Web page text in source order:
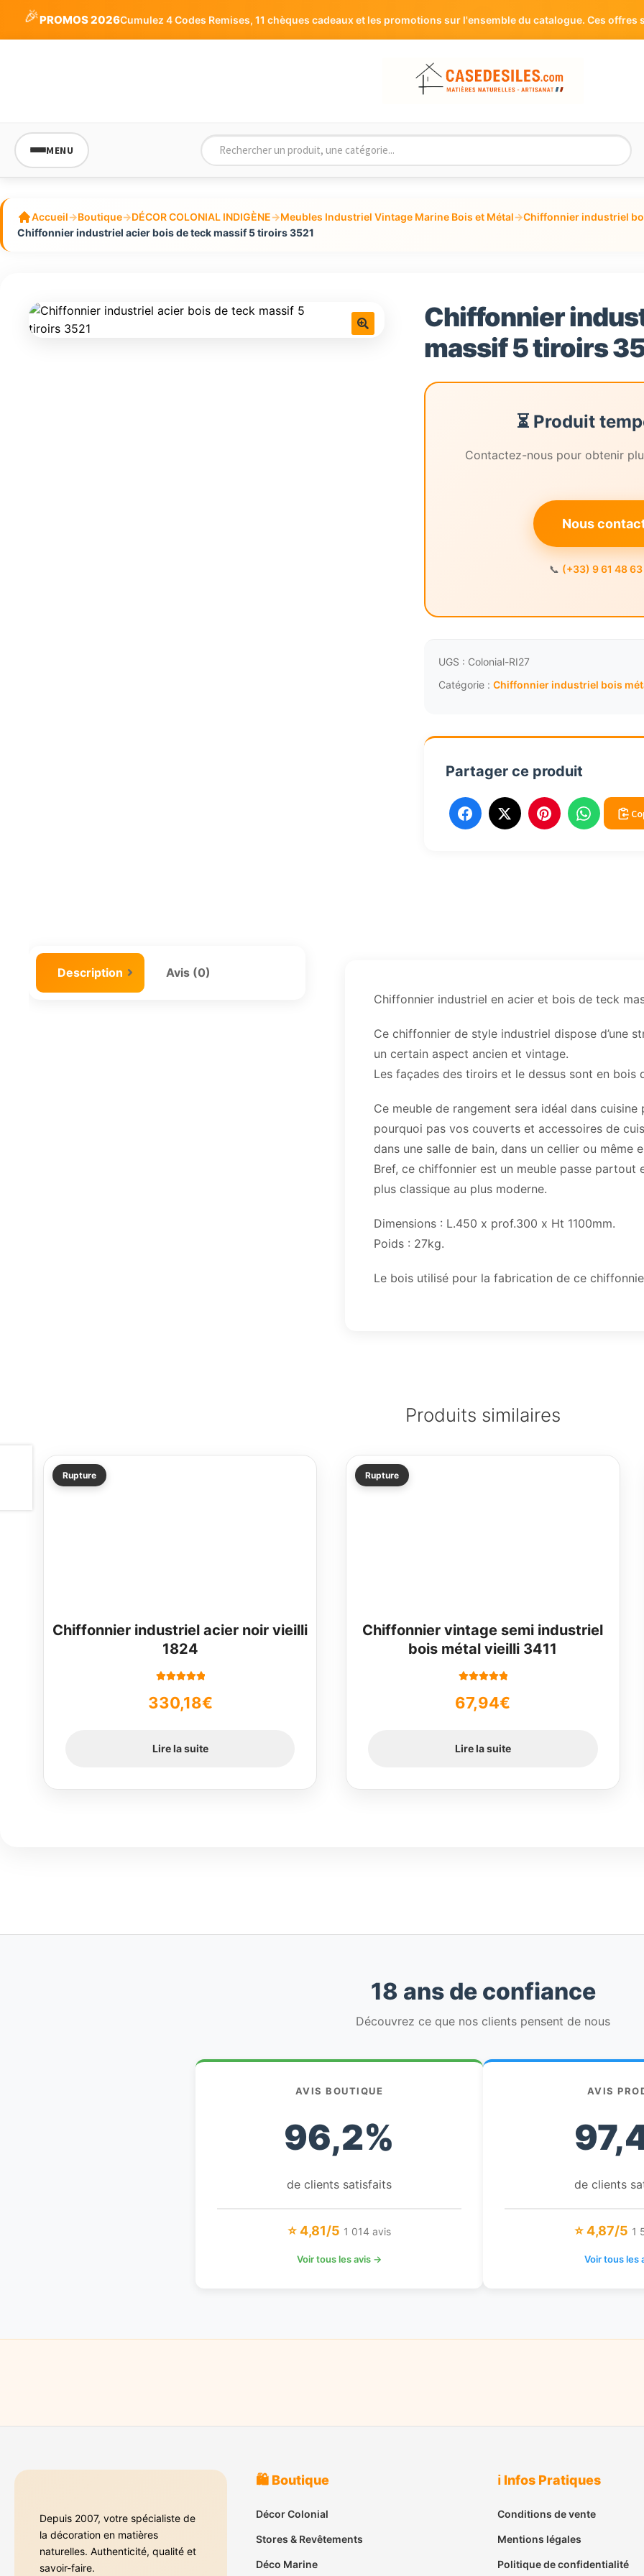
🎉PROMOS 2026Cumulez 4 Codes Remises, 11 chèques cadeaux et les promotions sur l'ensemble du catalogue. Ces
MENU
Accueil→Boutique→DÉCOR COLONIAL INDIGÈNE→Meubles Industriel Vintage Marine Bois et Métal→Chiffonnier industriel
Chiffonnier industriel acier bois de teck massif 5 tiroirs 3521
Chiffonnier
massif 5 tiroirs
⏳ Produit
Contactez-nous pour obtenir
Nous
📞 (+33) 9 61 48
UGS : Colonial-RI27
Catégorie : Chiffonnier industriel bois
Partager ce produit
Description
Avis (0)
Chiffonnier industriel en acier et bois de teck
Ce chiffonnier de style industriel dispose d’une
un certain aspect ancien et vintage.
Les façades des tiroirs et le dessus sont en
Ce meuble de rangement sera idéal dans
pourquoi pas vos couverts et accessoires de
dans une salle de bain, dans un cellier ou même
Bref, ce chiffonnier est un meuble passe partout
plus classique au plus moderne.
Dimensions : L.450 x prof.300 x Ht 1100mm.
Poids : 27kg.
Le bois utilisé pour la fabrication de ce
Produits similaires
Rupture
Chiffonnier industriel acier noir vieilli
1824
5
330,18€
Lire la suite
Rupture
Chiffonnier vintage semi industriel
bois métal vieilli 3411
5
67,94€
Lire la suite
18 ans de confiance
Découvrez ce que nos clients pensent de nous
AVIS BOUTIQUE
96,2%
de clients satisfaits
⭐ 4,81/5 1 014 avis
Voir tous les avis →
AVIS
de clients
⭐ 4,87/5 1
Voir tous les
Depuis 2007, votre spécialiste de
la décoration en matières
naturelles. Authenticité, qualité et
savoir-faire.
🛍️ Boutique
Décor Colonial
Stores & Revêtements
Déco Marine
ℹ️ Infos Pratiques
Conditions de vente
Mentions légales
Politique de confidentialité